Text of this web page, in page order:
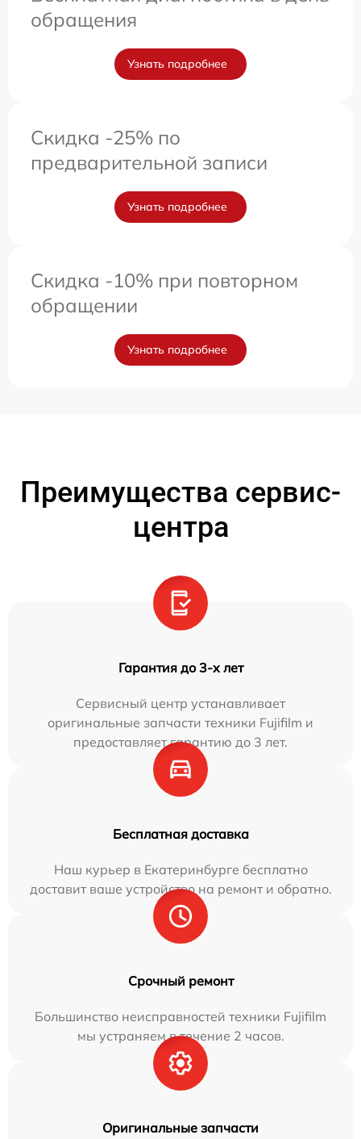
обращения
Узнать подробнее
Скидка -25% по
предварительной записи
Узнать подробнее
Скидка -10% при повторном
обращении
Узнать подробнее
Преимущества сервис-
центра
Гарантия до 3-х лет
Сервисный центр устанавливает
оригинальные запчасти техники Fujifilm и
предоставляет гарантию до 3 лет.
Бесплатная доставка
Наш курьер в Екатеринбурге бесплатно
доставит ваше устройство на ремонт и обратно.
Срочный ремонт
Большинство неисправностей техники Fujifilm
мы устраняем в течение 2 часов.
Оригинальные запчасти